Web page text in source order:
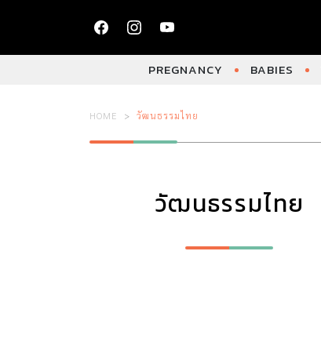
PREGNANCY BABIES
HOME วัฒนธรรมไทย
วัฒนธรรมไทย